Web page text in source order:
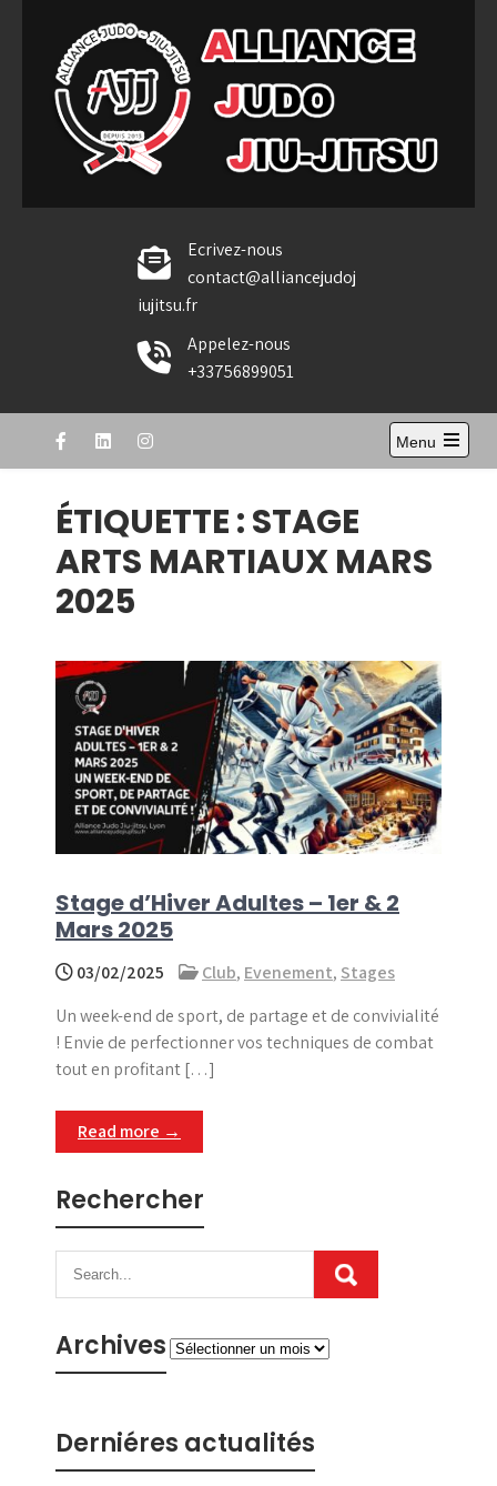
content
Alliance Judo Jiu-jitsu
Ecrivez-nous
contact@alliancejudoj
iujitsu.fr
Appelez-nous
+33756899051
Menu
Open
ÉTIQUETTE :STAGE
ARTS MARTIAUX MARS
2025
Stage d’Hiver Adultes – 1er & 2
Mars 2025
03/02/2025 Club, Evenement, Stages
Un week-end de sport, de partage et de convivialité
! Envie de perfectionner vos techniques de combat
tout en profitant […]
Read more →
Rechercher
ArchivesArchives
Derniéres actualités